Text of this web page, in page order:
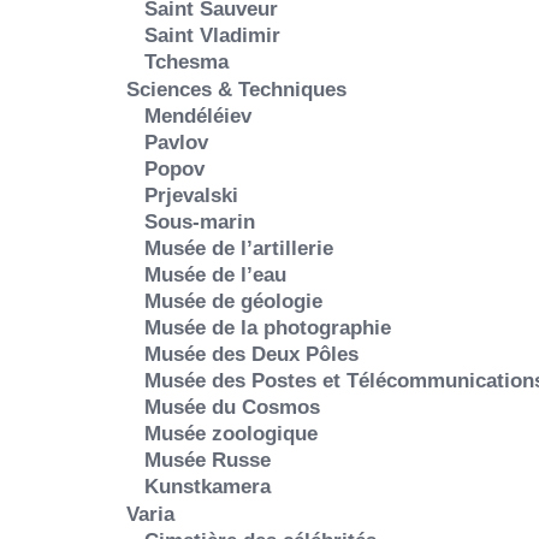
Saint Sauveur
Saint Vladimir
Tchesma
Sciences & Techniques
Mendéléiev
Pavlov
Popov
Prjevalski
Sous-marin
Musée de l’artillerie
Musée de l’eau
Musée de géologie
Musée de la photographie
Musée des Deux Pôles
Musée des Postes et
Musée du Cosmos
Musée zoologique
Musée Russe
Kunstkamera
Varia